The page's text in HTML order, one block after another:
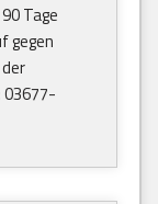
Tage
gegen
03677-